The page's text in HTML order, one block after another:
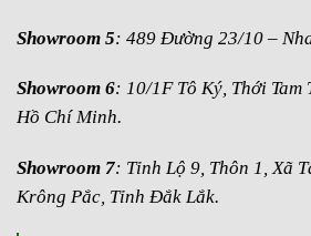
Showroom 5: 489 Đường 23/10 –
Showroom 6: 10/1F Tô Ký, Thới Tam
Hồ Chí Minh.
Showroom 7: Tỉnh Lộ 9, Thôn 1, Xã
Krông Pắc, Tỉnh Đắk Lắk.